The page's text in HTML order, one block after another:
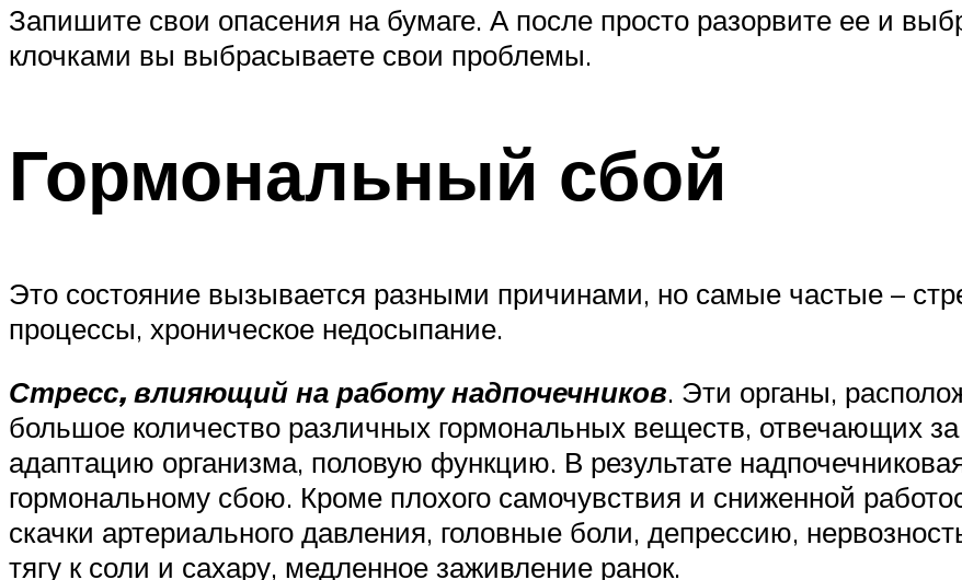
Запишите свои опасения на бумаге. А после просто разорвите ее и
клочками вы выбрасываете свои проблемы.
Гормональный сбой
Это состояние вызывается разными причинами, но самые частые –
процессы, хроническое недосыпание.
Стресс, влияющий на работу надпочечников. Эти органы,
большое количество различных гормональных веществ, отвечающих
адаптацию организма, половую функцию. В результате
гормональному сбою. Кроме плохого самочувствия и сниженной
скачки артериального давления, головные боли, депрессию,
тягу к соли и сахару, медленное заживление ранок.